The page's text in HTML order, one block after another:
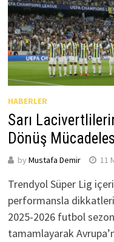
HABERLER
Sarı
Dönüş
by Mustafa Demir 11
Trendyol Süper Lig
performansla
2025-2026 futbol
tamamlayarak